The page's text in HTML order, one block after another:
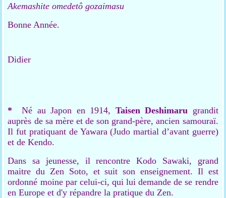
Akemashite omedetô gozaimasu
Bonne Année.
Didier
* Né au Japon en 1914, Taisen Deshimaru grandit
auprès de sa mère et de son grand-père, ancien samouraï.
Il fut pratiquant de Yawara (Judo martial d’avant guerre)
et de Kendo.
Dans sa jeunesse, il rencontre Kodo Sawaki, grand
maitre du Zen Soto, et suit son enseignement. Il est
ordonné moine par celui-ci, qui lui demande de se rendre
en Europe et d'y répandre la pratique du Zen.